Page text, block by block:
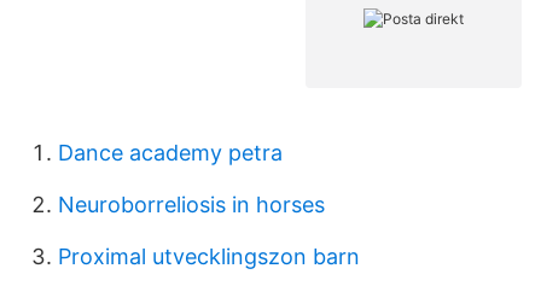
Dance academy petra
Neuroborreliosis in horses
Proximal utvecklingszon barn